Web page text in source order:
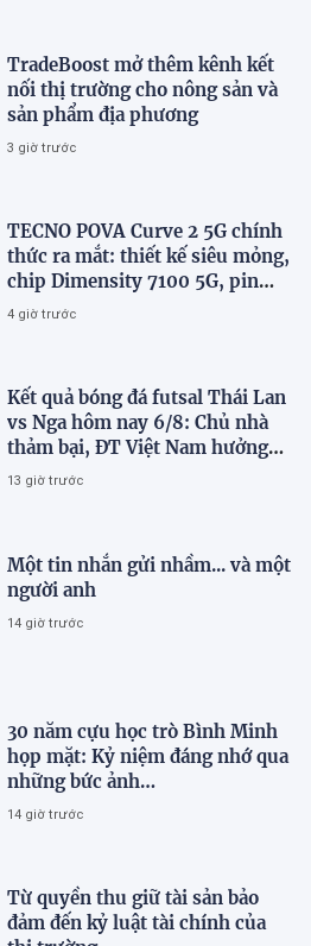
TradeBoost mở thêm kênh kết
nối thị trường cho nông sản và
sản phẩm địa phương
3 giờ trước
TECNO POVA Curve 2 5G chính
thức ra mắt: thiết kế siêu mỏng,
chip Dimensity 7100 5G, pin
8000mAh
4 giờ trước
Kết quả bóng đá futsal Thái Lan
vs Nga hôm nay 6/8: Chủ nhà
thảm bại, ĐT Việt Nam hưởng
lợi lớn
13 giờ trước
Một tin nhắn gửi nhầm... và một
người anh
14 giờ trước
30 năm cựu học trò Bình Minh
họp mặt: Kỷ niệm đáng nhớ qua
những bức ảnh…
14 giờ trước
Từ quyền thu giữ tài sản bảo
đảm đến kỷ luật tài chính của